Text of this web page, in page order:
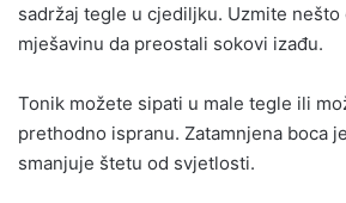
sadržaj tegle u cjediljku. Uzmite
mješavinu da preostali sokovi izađu.
Tonik možete sipati u male tegle ili
prethodno ispranu. Zatamnjena boca
smanjuje štetu od svjetlosti.